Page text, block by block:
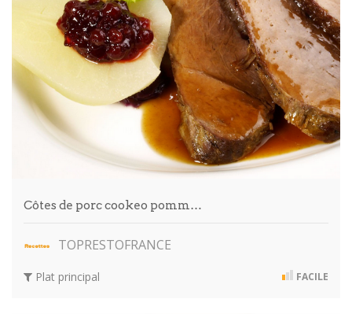
Côtes de porc cookeo pomm…
TOPRESTOFRANCE
Plat principal FACILE